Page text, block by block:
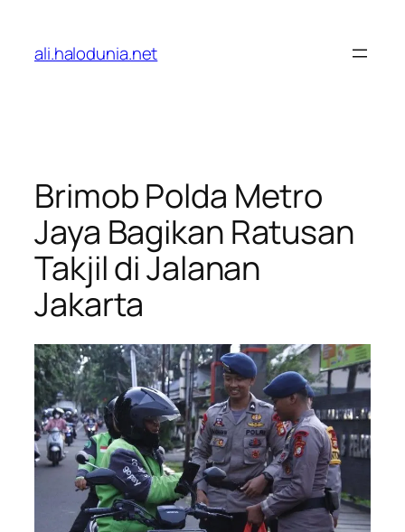
konten
ali.halodunia.net
Brimob Polda Metro
Jaya Bagikan Ratusan
Takjil di Jalanan
Jakarta